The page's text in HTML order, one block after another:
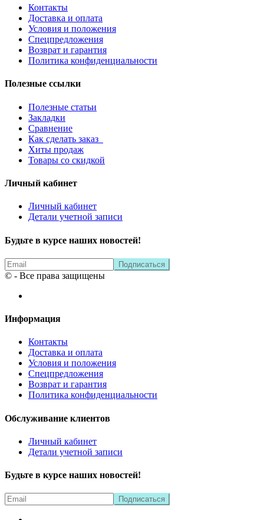
Контакты
Доставка и оплата
Условия и положения
Спецпредложения
Возврат и гарантия
Политика конфиденциальности
Полезные ссылки
Полезные статьи
Закладки
Сравнение
Как сделать заказ
Хиты продаж
Товары со скидкой
Личный кабинет
Личный кабинет
Детали учетной записи
Будьте в курсе наших новостей!
© - Все права защищены
Информация
Контакты
Доставка и оплата
Условия и положения
Спецпредложения
Возврат и гарантия
Политика конфиденциальности
Обслуживание клиентов
Личный кабинет
Детали учетной записи
Будьте в курсе наших новостей!